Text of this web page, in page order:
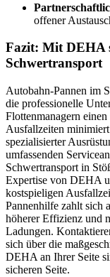
offener
Fazit: Mit DEHA
Schwertransport
Autobahn-Pannen im
die professionelle
Flottenmanagern
Ausfallzeiten
spezialisierter
umfassenden
Schwertransport in
Expertise von DEHA
kostspieligen
Pannenhilfe zahlt sich
höherer Effizienz und
Ladungen.
sich über die
DEHA an Ihrer Seite
sicheren Seite.